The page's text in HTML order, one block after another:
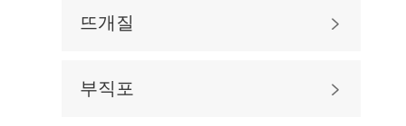
뜨개질 
부직포 